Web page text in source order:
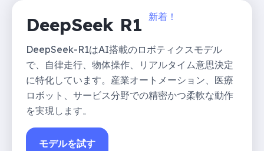
DeepSeek R1 新着！
DeepSeek-R1はAI搭載のロボティクスモデル
で、自律走行、物体操作、リアルタイム意思決定
に特化しています。産業オートメーション、医療
ロボット、サービス分野での精密かつ柔軟な動作
を実現します。
モデルを試す